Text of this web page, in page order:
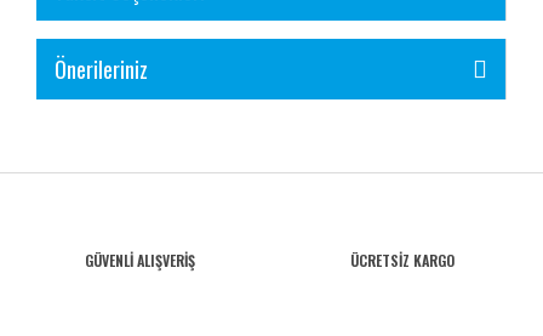
Önerileriniz
GÜVENLİ ALIŞVERİŞ ÜCRETSİZ KARGO